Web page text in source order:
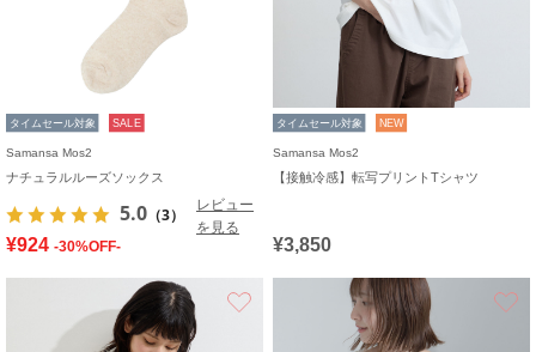
タイムセール対象 SALE
Samansa Mos2
ナチュラルルーズソックス
5.0 （3）
レビュー
を見る
¥924 -30%OFF-
タイムセール対象 NEW
Samansa Mos2
【接触冷感】転写プリントTシャツ
¥3,850